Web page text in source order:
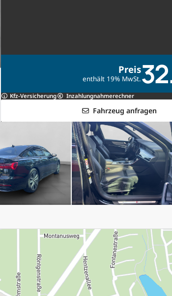
Preis
enthält 19% MwSt.
Kfz-Versicherung Inzahlungnahmerechner
Fahrzeug anfragen